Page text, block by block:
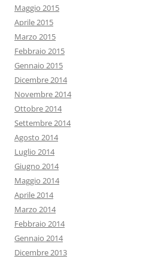
Maggio 2015
Aprile 2015
Marzo 2015
Febbraio 2015
Gennaio 2015
Dicembre 2014
Novembre 2014
Ottobre 2014
Settembre 2014
Agosto 2014
Luglio 2014
Giugno 2014
Maggio 2014
Aprile 2014
Marzo 2014
Febbraio 2014
Gennaio 2014
Dicembre 2013